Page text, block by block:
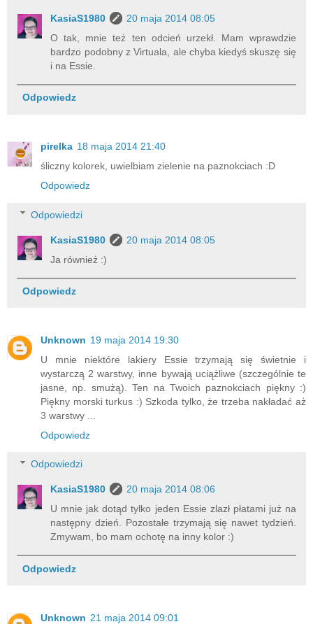
KasiaS1980
20 maja 2014 08:05
O tak, mnie też ten odcień urzekł. Mam wprawdzie
bardzo podobny z Virtuala, ale chyba kiedyś skuszę się
i na Essie.
Odpowiedz
pirelka 18 maja 2014 21:40
śliczny kolorek, uwielbiam zielenie na paznokciach :D
Odpowiedz
Odpowiedzi
KasiaS1980
20 maja 2014 08:05
Ja również :)
Odpowiedz
Unknown 19 maja 2014 19:30
U mnie niektóre lakiery Essie trzymają się świetnie i
wystarczą 2 warstwy, inne bywają uciążliwe (szczególnie te
jasne, np. smużą). Ten na Twoich paznokciach piękny :)
Piękny morski turkus :) Szkoda tylko, że trzeba nakładać aż
3 warstwy ...
Odpowiedz
Odpowiedzi
KasiaS1980
20 maja 2014 08:06
U mnie jak dotąd tylko jeden Essie zlazł płatami już na
następny dzień. Pozostałe trzymają się nawet tydzień.
Zmywam, bo mam ochotę na inny kolor :)
Odpowiedz
Unknown 21 maja 2014 09:01